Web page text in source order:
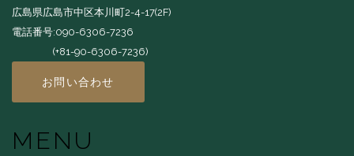
広島県広島市中区本川町2-4-17(2F)
電話番号:090-6306-7236
(+81-90-6306-7236)
お問い合わせ
MENU